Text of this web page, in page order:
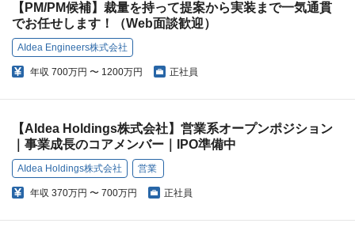
【PM/PM候補】裁量を持って提案から実装まで一気通貫
でお任せします！（Web面談歓迎）
AIdea Engineers株式会社
年収 700万円 〜 1200万円 正社員
【AIdea Holdings株式会社】営業系オープンポジション
｜事業成長のコアメンバー｜IPO準備中
AIdea Holdings株式会社 営業
年収 370万円 〜 700万円 正社員